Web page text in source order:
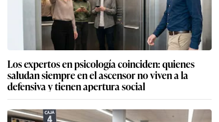
Los expertos en psicología coinciden: quienes
saludan siempre en el ascensor no viven a la
defensiva y tienen apertura social